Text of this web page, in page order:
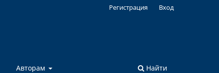
Авторам Найти
Регистрация Вход